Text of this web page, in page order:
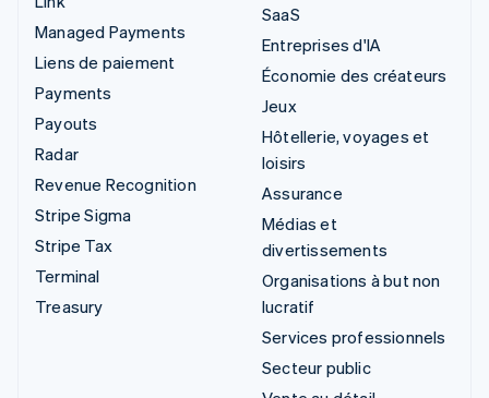
Managed Payments
Liens de paiement
Payments
Payouts
Radar
Revenue Recognition
Stripe Sigma
Stripe Tax
Terminal
Treasury
SaaS
Entreprises d'IA
Économie des créateurs
Jeux
Hôtellerie, voyages et
loisirs
Assurance
Médias et
divertissements
Organisations à but non
lucratif
Services professionnels
Secteur public